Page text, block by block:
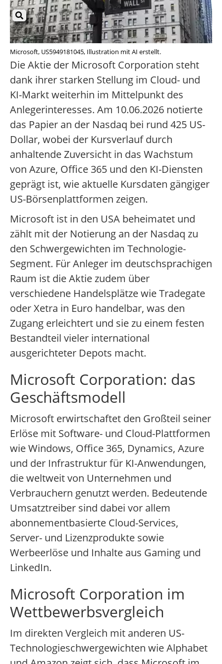
Microsoft, US5949181045, Illustration mit AI erstellt.
Die Aktie der Microsoft Corporation steht
dank ihrer starken Stellung im Cloud- und
KI-Markt weiterhin im Mittelpunkt des
Anlegerinteresses. Am 10.06.2026 notierte
das Papier an der Nasdaq bei rund 425 US-
Dollar, wobei der Kursverlauf durch
anhaltende Zuversicht in das Wachstum
von Azure, Office 365 und den KI-Diensten
geprägt ist, wie aktuelle Kursdaten gängiger
US-Börsenplattformen zeigen.
Microsoft ist in den USA beheimatet und
zählt mit der Notierung an der Nasdaq zu
den Schwergewichten im Technologie-
Segment. Für Anleger im deutschsprachigen
Raum ist die Aktie zudem über
verschiedene Handelsplätze wie Tradegate
oder Xetra in Euro handelbar, was den
Zugang erleichtert und sie zu einem festen
Bestandteil vieler international
ausgerichteter Depots macht.
Microsoft Corporation: das
Geschäftsmodell
Microsoft erwirtschaftet den Großteil seiner
Erlöse mit Software- und Cloud-Plattformen
wie Windows, Office 365, Dynamics, Azure
und der Infrastruktur für KI-Anwendungen,
die weltweit von Unternehmen und
Verbrauchern genutzt werden. Bedeutende
Umsatztreiber sind dabei vor allem
abonnementbasierte Cloud-Services,
Server- und Lizenzprodukte sowie
Werbeerlöse und Inhalte aus Gaming und
LinkedIn.
Microsoft Corporation im
Wettbewerbsvergleich
Im direkten Vergleich mit anderen US-
Technologieschwergewichten wie Alphabet